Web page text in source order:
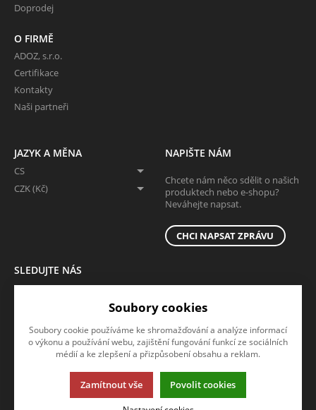
Doprodej
O FIRMĚ
ADOZ, s.r.o.
Certifikace
Kontakty
Naši partneři
JAZYK A MĚNA
CS
CZK (Kč)
NAPIŠTE NÁM
Chcete nám něco sdělit o našich
produktech nebo e-shopu?
Neváhejte napsat.
CHCI NAPSAT ZPRÁVU
SLEDUJTE NÁS
Tato stránka používá soubory cookies. Klikněte pro více informací.
Soubory cookies
Soubory cookie používáme ke shromažďování a analýze informací
o výkonu a používání webu, zajištění fungování funkcí ze sociálních
médií a ke zlepšení a přizpůsobení obsahu a reklam.
Zamítnout vše Povolit cookies